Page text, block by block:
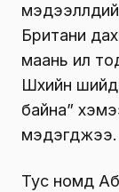
Британи
маань илүү
Шүүхийн
байна”
мэдэгджээ.
Тус номд